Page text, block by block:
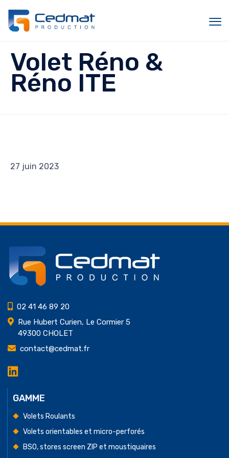
Volet Réno &
Réno ITE
27 juin 2023
02 41 46 89 20
Rue Hubert Curien, Le Cormier 5
49300 CHOLET
contact@cedmat.fr
LinkedIn
Cedmat
Production
GAMME
Volets Roulants
Volets orientables et micro-perforés
BSO, stores screen ZIP et moustiquaires